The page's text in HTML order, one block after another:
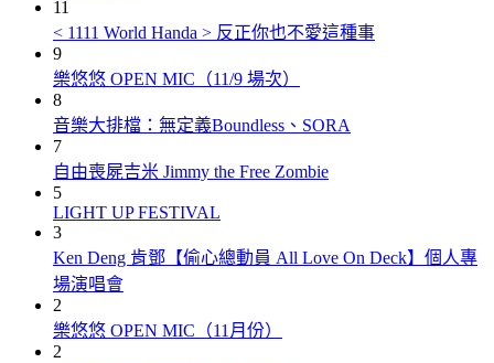
11
< 1111 World Handa > 反正你也不愛這種事
9
樂悠悠 OPEN MIC（11/9 場次）
8
音樂大排檔：無定義Boundless、SORA
7
自由喪屍吉米 Jimmy the Free Zombie
5
LIGHT UP FESTIVAL
3
Ken Deng 肯鄧【偷心總動員 All Love On Deck】個人專
場演唱會
2
樂悠悠 OPEN MIC（11月份）
2